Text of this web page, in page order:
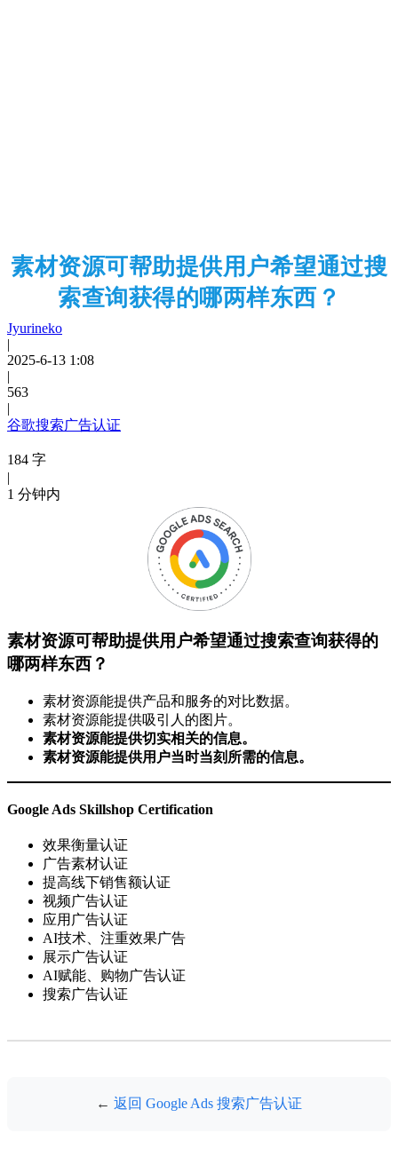
素材资源可帮助提供用户希望通过搜
索查询获得的哪两样东西？
Jyurineko
|
2025-6-13 1:08
|
563
|
谷歌搜索广告认证
184 字
|
1 分钟内
素材资源可帮助提供用户希望通过搜索查询获得的
哪两样东西？
素材资源能提供产品和服务的对比数据。
素材资源能提供吸引人的图片。
素材资源能提供切实相关的信息。
素材资源能提供用户当时当刻所需的信息。
Google Ads Skillshop Certification
效果衡量认证
广告素材认证
提高线下销售额认证
视频广告认证
应用广告认证
AI技术、注重效果广告
展示广告认证
AI赋能、购物广告认证
搜索广告认证
← 返回 Google Ads 搜索广告认证